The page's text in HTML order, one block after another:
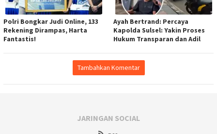
Polri Bongkar Judi Online, 133
Rekening Dirampas, Harta
Fantastis!
Ayah Bertrand: Percaya
Kapolda Sulsel: Yakin Proses
Hukum Transparan dan Adil
Tambahkan Komentar
JARINGAN SOCIAL